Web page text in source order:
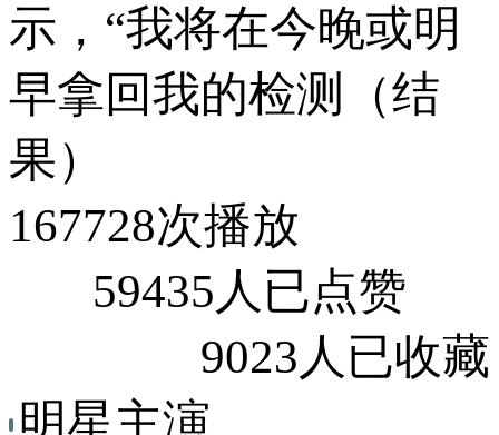
示，“我将在今晚或明
早拿回我的检测（结
果）
167728次播放
59435人已点赞
9023人已收藏
明星主演